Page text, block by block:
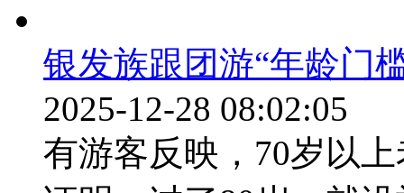
银发族跟团游“年龄门
2025-12-28 08:02:05
有游客反映，70岁以